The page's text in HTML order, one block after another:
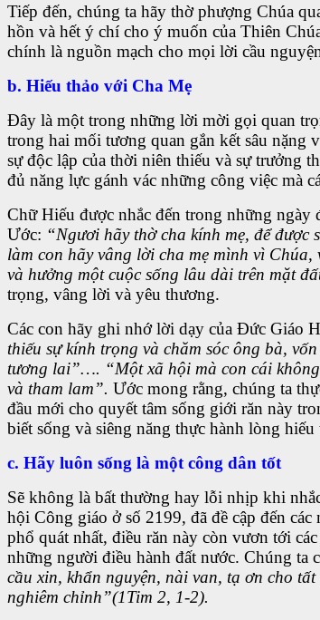
Tiếp đến, chúng ta hãy thờ phượng Chúa
hồn và hết ý chí cho ý muốn của Thiên
chính là nguồn mạch cho mọi lời cầu
b. Hiếu thảo với Cha Mẹ
Đây là một trong những lời mời gọi quan
trong hai mối tương quan gắn kết sâu nặng
sự độc lập của thời niên thiếu và sự trưởng
đủ năng lực gánh vác những công việc mà
Chữ Hiếu được nhắc đến trong những ngày
Ước: “Ngươi hãy thờ cha kính mẹ, để
làm con hãy vâng lời cha mẹ mình vì
và hưởng một cuộc sống lâu dài trên mặt
trọng, vâng lời và yêu thương.
Các con hãy ghi nhớ lời dạy của Đức Giáo
thiếu sự kính trọng và chăm sóc ông bà,
tương lai”…. “Một xã hội mà con cái
và tham lam”. Ước mong rằng, chúng ta
đầu mới cho quyết tâm sống giới răn này
biết sống và siêng năng thực hành lòng
c. Hãy luôn sống là một công dân tốt
Sẽ không là bất thường hay lỗi nhịp khi
hội Công giáo ở số 2199, đã đề cập đến
phổ quát nhất, điều răn này còn vươn tới
những người điều hành đất nước. Chúng ta
cầu xin, khẩn nguyện, nài van, tạ ơn cho
nghiêm chỉnh”(1Tim 2, 1-2).